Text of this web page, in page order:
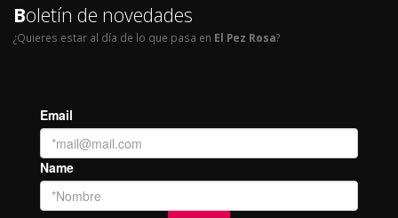
Boletín de novedades
¿Quieres estar al día de lo que pasa en El Pez Rosa?